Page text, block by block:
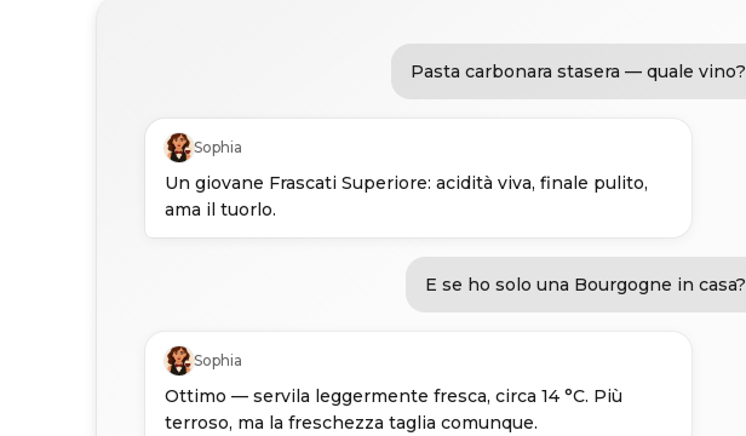
Pasta carbonara stasera — quale vino?
Sophia
Un giovane Frascati Superiore: acidità viva, finale pulito,
ama il tuorlo.
E se ho solo una Bourgogne in casa?
Sophia
Ottimo — servila leggermente fresca, circa 14 °C. Più
terroso, ma la freschezza taglia comunque.